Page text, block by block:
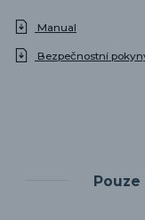
Manual
Bezpečnostní